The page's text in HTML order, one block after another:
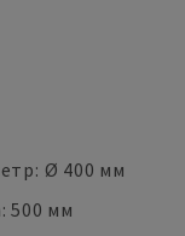
Ø 400 мм
500 мм